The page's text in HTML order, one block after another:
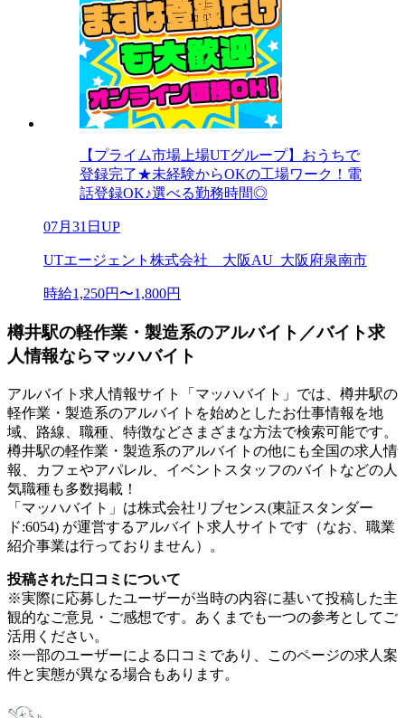
【プライム市場上場UTグループ】おうちで
登録完了★未経験からOKの工場ワーク！電
話登録OK♪選べる勤務時間◎
07月31日UP
UTエージェント株式会社 大阪AU_大阪府泉南市
時給1,250円〜1,800円
樽井駅の軽作業・製造系のアルバイト／バイト求
人情報ならマッハバイト
アルバイト求人情報サイト「マッハバイト」では、樽井駅の
軽作業・製造系のアルバイトを始めとしたお仕事情報を地
域、路線、職種、特徴などさまざまな方法で検索可能です。
樽井駅の軽作業・製造系のアルバイトの他にも全国の求人情
報、カフェやアパレル、イベントスタッフのバイトなどの人
気職種も多数掲載！
「マッハバイト」は株式会社リブセンス(東証スタンダー
ド:6054) が運営するアルバイト求人サイトです（なお、職業
紹介事業は行っておりません）。
投稿された口コミについて
※実際に応募したユーザーが当時の内容に基いて投稿した主
観的なご意見・ご感想です。あくまでも一つの参考としてご
活用ください。
※一部のユーザーによる口コミであり、このページの求人案
件と実態が異なる場合もあります。